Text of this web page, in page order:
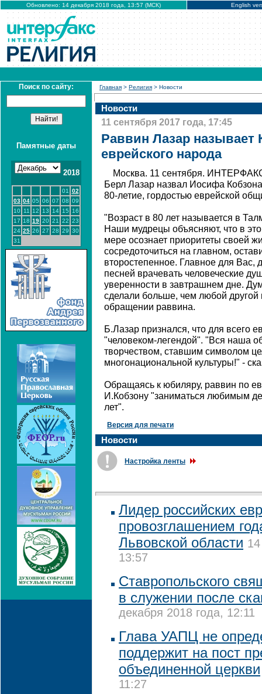
Обновлено: 14 декабря 2018 года, 13:57 (МСК) English
Поиск по сайту:
Памятные даты
2018
01
02
03 04 05 06 07 08 09
10
11 12 13 14 15
16
17 18 19 20 21 22 23
24 25 26 27 28 29 30
31
Главная > Религия > Новости
Новости
11 сентября 2017 года, 17:45
Раввин Лазар называет
еврейского народа
Москва. 11 сентября.
Берл Лазар назвал Иосифа
80-летие, гордостью еврейской
"Возраст в 80 лет называется в
Наши мудрецы объясняют, что в
мере осознает приоритеты своей
сосредоточиться на главном,
второстепенное. Главное для Вас,
песней врачевать человеческие
уверенности в завтрашнем дне.
сделали больше, чем любой другой
обращении раввина.
Б.Лазар признался, что для всего
"человеком-легендой". "Вся наша
творчеством, ставшим символом
многонациональной культуры!" -
Обращаясь к юбиляру, раввин по
И.Кобзону "заниматься любимым
лет".
Версия для печати
Новости
Настройка ленты
Лидер российских
провозглашением
Львовской области
13:57
Ставропольского
в служении после
декабря 2018 года, 12:11
Глава УАПЦ не
поддержит на пост
объединенной церкви
11:27